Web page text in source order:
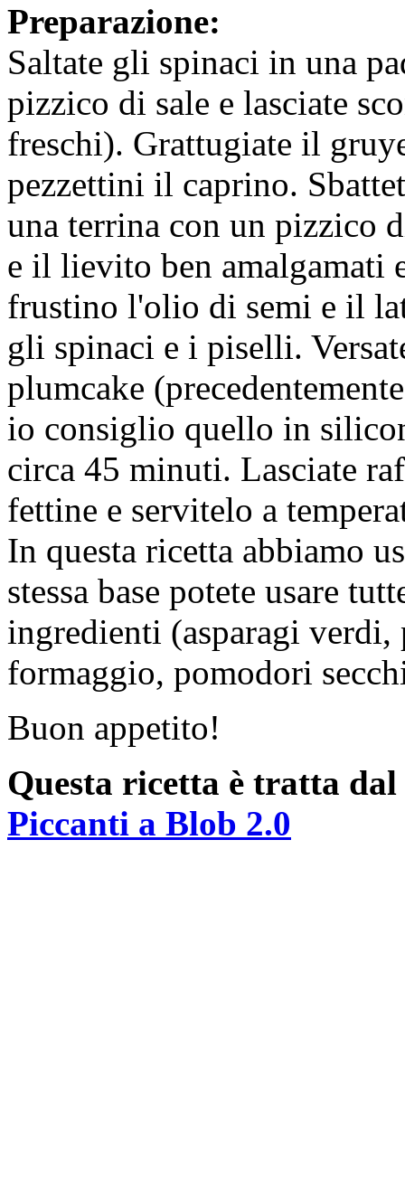
Preparazione:
Saltate gli spinaci in una
pizzico di sale e lasciate
freschi). Grattugiate il
pezzettini il caprino.
una terrina con un pizzico
e il lievito ben amalgamati
frustino l'olio di semi e il
gli spinaci e i piselli.
plumcake
io consiglio quello in
circa 45 minuti. Lasciate
fettine e servitelo a
In questa ricetta abbiamo
stessa base potete usare
ingredienti (asparagi verdi,
formaggio, pomodori
Buon appetito!
Questa ricetta è tratta
Piccanti a Blob 2.0